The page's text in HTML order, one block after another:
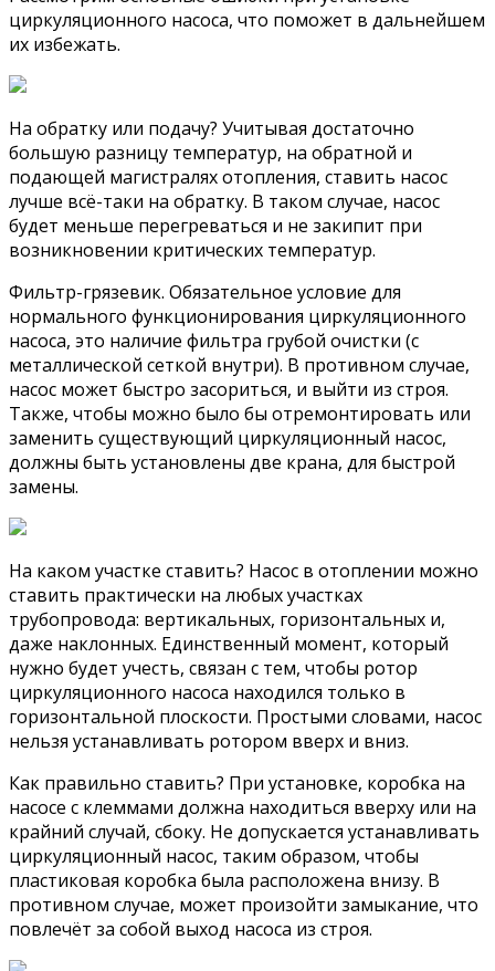
циркуляционного насоса, что поможет в дальнейшем
их избежать.
На обратку или подачу? Учитывая достаточно
большую разницу температур, на обратной и
подающей магистралях отопления, ставить насос
лучше всё-таки на обратку. В таком случае, насос
будет меньше перегреваться и не закипит при
возникновении критических температур.
Фильтр-грязевик. Обязательное условие для
нормального функционирования циркуляционного
насоса, это наличие фильтра грубой очистки (с
металлической сеткой внутри). В противном случае,
насос может быстро засориться, и выйти из строя.
Также, чтобы можно было бы отремонтировать или
заменить существующий циркуляционный насос,
должны быть установлены две крана, для быстрой
замены.
На каком участке ставить? Насос в отоплении можно
ставить практически на любых участках
трубопровода: вертикальных, горизонтальных и,
даже наклонных. Единственный момент, который
нужно будет учесть, связан с тем, чтобы ротор
циркуляционного насоса находился только в
горизонтальной плоскости. Простыми словами, насос
нельзя устанавливать ротором вверх и вниз.
Как правильно ставить? При установке, коробка на
насосе с клеммами должна находиться вверху или на
крайний случай, сбоку. Не допускается устанавливать
циркуляционный насос, таким образом, чтобы
пластиковая коробка была расположена внизу. В
противном случае, может произойти замыкание, что
повлечёт за собой выход насоса из строя.